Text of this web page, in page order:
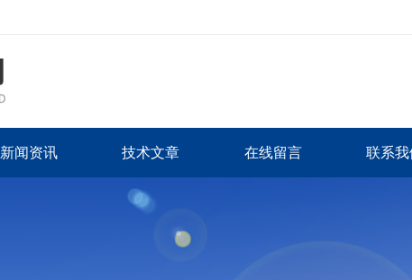
新闻资讯 技术文章 在线留言 联系我